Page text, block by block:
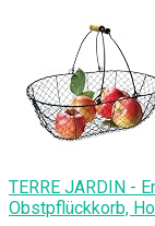
TERRE JARDIN -
Obstpflückkorb,